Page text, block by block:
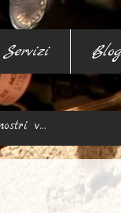
Servizi Blog